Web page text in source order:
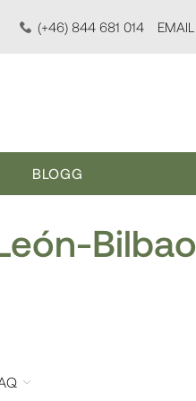
(+46) 844 681 014 EMAIL
BLOGG
Bilbao